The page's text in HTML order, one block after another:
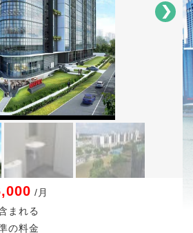
/ 月
まれる
の料金